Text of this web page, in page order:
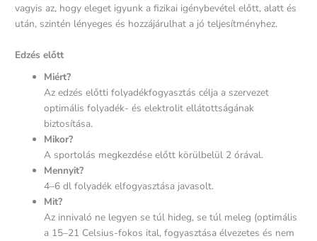
vagyis az, hogy eleget igyunk a fizikai igénybevétel előtt, alatt és
után, szintén lényeges és hozzájárulhat a jó teljesítményhez.
Edzés előtt
Miért?
Az edzés előtti folyadékfogyasztás célja a szervezet
optimális folyadék- és elektrolit ellátottságának
biztosítása.
Mikor?
A sportolás megkezdése előtt körülbelül 2 órával.
Mennyit?
4–6 dl folyadék elfogyasztása javasolt.
Mit?
Az innivaló ne legyen se túl hideg, se túl meleg (optimális
a 15–21 Celsius-fokos ital, fogyasztása élvezetes és nem